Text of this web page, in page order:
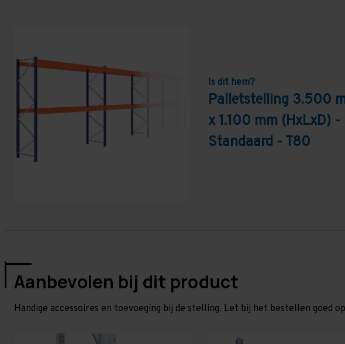
Is dit hem?
Palletstelling 3.500
x 1.100 mm (HxLxD)
Standaard - T80
Aanbevolen bij dit product
Handige accessoires en toevoeging bij de stelling. Let bij het bestellen goed